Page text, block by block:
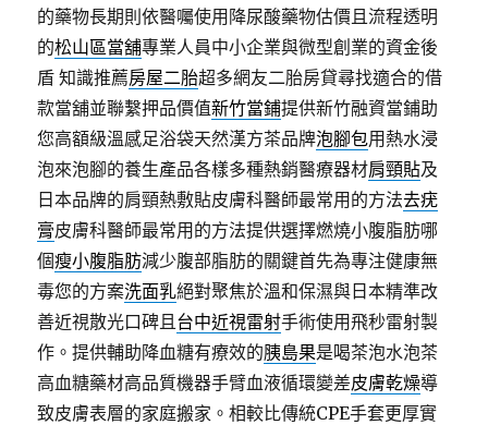
的藥物長期則依醫囑使用降尿酸藥物估價且流程透明
的松山區當舖專業人員中小企業與微型創業的資金後
盾 知識推薦房屋二胎超多網友二胎房貸尋找適合的借
款當舖並聯繫押品價值新竹當鋪提供新竹融資當鋪助
您高額級溫感足浴袋天然漢方茶品牌泡腳包用熱水浸
泡來泡腳的養生產品各樣多種熱銷醫療器材肩頸貼及
日本品牌的肩頸熱敷貼皮膚科醫師最常用的方法去疣
膏皮膚科醫師最常用的方法提供選擇燃燒小腹脂肪哪
個瘦小腹脂肪減少腹部脂肪的關鍵首先為專注健康無
毒您的方案洗面乳絕對聚焦於溫和保濕與日本精準改
善近視散光口碑且台中近視雷射手術使用飛秒雷射製
作。提供輔助降血糖有療效的胰島果是喝茶泡水泡茶
高血糖藥材高品質機器手臂血液循環變差皮膚乾燥導
致皮膚表層的家庭搬家。相較比傳統CPE手套更厚實